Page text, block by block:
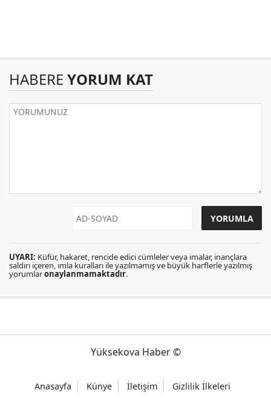
HABERE YORUM KAT
UYARI: Küfür, hakaret, rencide edici cümleler veya imalar, inançlara
saldırı içeren, imla kuralları ile yazılmamış ve büyük harflerle yazılmış
yorumlaronaylanmamaktadır.
Yüksekova Haber ©
Anasayfa Künye İletişim Gizlilik İlkeleri